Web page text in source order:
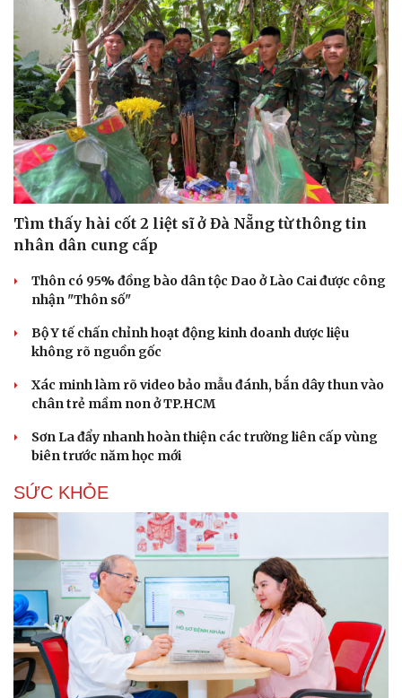
check-in
Cửa sổ tình yêu
Kể chuyện cho bé
Hạt giống tâm hồn
Tìm thấy hài cốt 2 liệt sĩ ở Đà Nẵng từ thông tin
nhân dân cung cấp
Thôn có 95% đồng bào dân tộc Dao ở Lào Cai được công
nhận "Thôn số"
Bộ Y tế chấn chỉnh hoạt động kinh doanh dược liệu
không rõ nguồn gốc
Xác minh làm rõ video bảo mẫu đánh, bắn dây thun vào
chân trẻ mầm non ở TP.HCM
Sơn La đẩy nhanh hoàn thiện các trường liên cấp vùng
biên trước năm học mới
SỨC KHỎE